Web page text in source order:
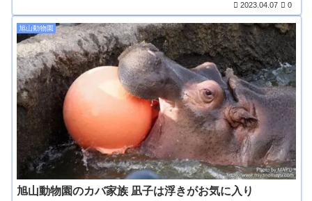
2023.04.07 0
旭山動物園
旭山動物園のカバ家族 凪子は浮きがお気に入り